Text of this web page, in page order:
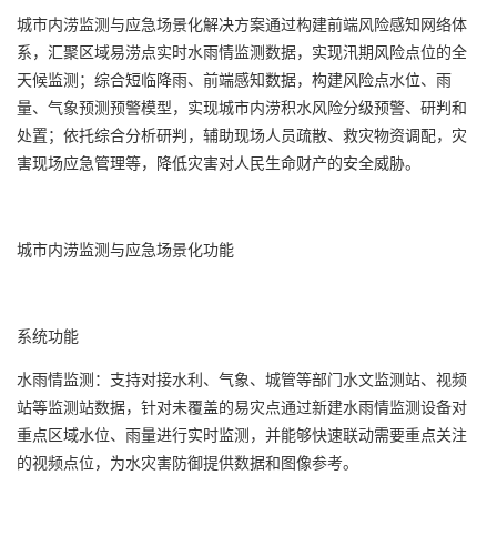
城市内涝监测与应急场景化解决方案通过构建前端风险感知网络体
系，汇聚区域易涝点实时水雨情监测数据，实现汛期风险点位的全
天候监测；综合短临降雨、前端感知数据，构建风险点水位、雨
量、气象预测预警模型，实现城市内涝积水风险分级预警、研判和
处置；依托综合分析研判，辅助现场人员疏散、救灾物资调配，灾
害现场应急管理等，降低灾害对人民生命财产的安全威胁。
城市内涝监测与应急场景化功能
系统功能
水雨情监测：支持对接水利、气象、城管等部门水文监测站、视频
站等监测站数据，针对未覆盖的易灾点通过新建水雨情监测设备对
重点区域水位、雨量进行实时监测，并能够快速联动需要重点关注
的视频点位，为水灾害防御提供数据和图像参考。